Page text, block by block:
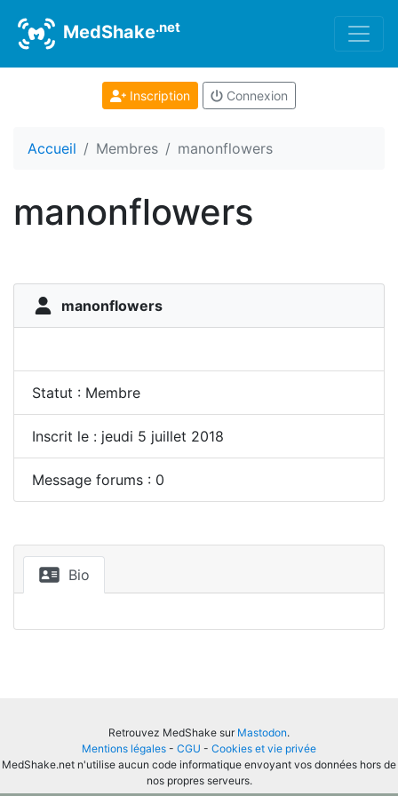
MedShake.net
Inscription Connexion
Accueil Membres manonflowers
manonflowers
manonflowers
Statut : Membre
Inscrit le : jeudi 5 juillet 2018
Message forums : 0
Bio
Retrouvez MedShake sur Mastodon.
Mentions légales - CGU - Cookies et vie privée
MedShake.net n'utilise aucun code informatique envoyant vos données hors de
nos propres serveurs.